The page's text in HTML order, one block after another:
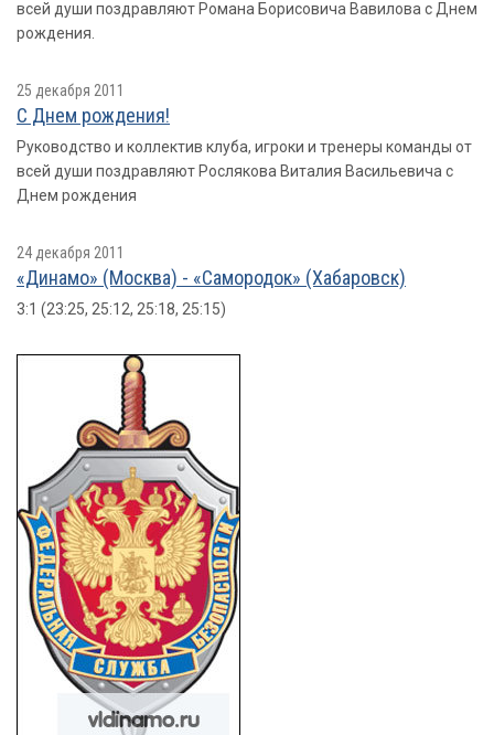
всей души поздравляют Романа Борисовича Вавилова с Днем
рождения.
25 декабря 2011
С Днем рождения!
Руководство и коллектив клуба, игроки и тренеры команды от
всей души поздравляют Рослякова Виталия Васильевича с
Днем рождения
24 декабря 2011
«Динамо» (Москва) - «Самородок» (Хабаровск)
3:1 (23:25, 25:12, 25:18, 25:15)